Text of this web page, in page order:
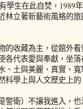
學生在此自焚，1989
林立著新藝術風格的
的收藏為主，從館外
各代表愛與奉獻，坐
、土與美麗、真實、
科學上與人文歷史上的
警衛）不讓我進入，